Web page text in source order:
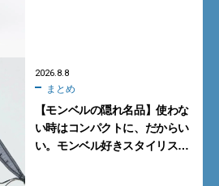
2026.8.8
まとめ
【モンベルの隠れ名品】使わな
い時はコンパクトに、だからい
い。モンベル好きスタイリスト